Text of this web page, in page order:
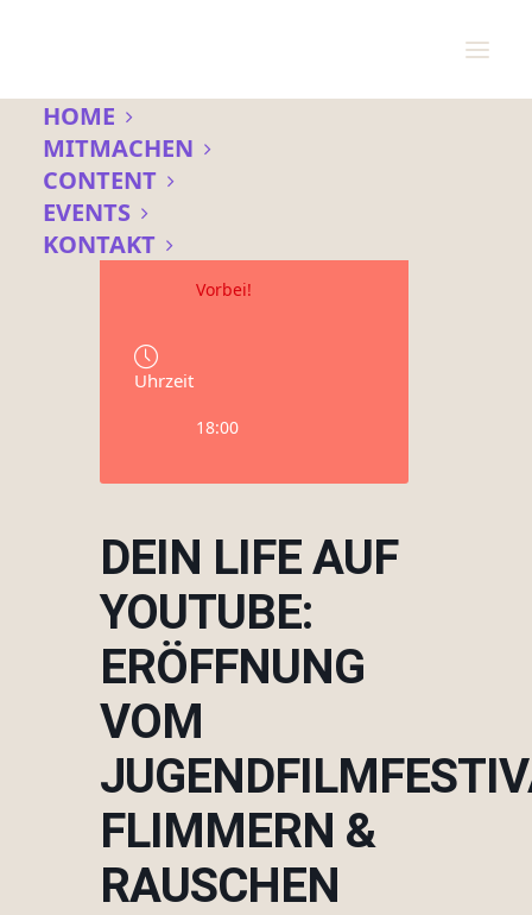
HOME
MITMACHEN
CONTENT
EVENTS
KONTAKT
Datum
Vorbei!
Uhrzeit
18:00
DEIN LIFE AUF
YOUTUBE:
ERÖFFNUNG
VOM
FLIMMERN &
RAUSCHEN